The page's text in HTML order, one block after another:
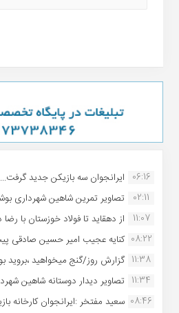
06:16 ایرانجوان سه بازیکن جدید گرفت...
02:11
تصاویر تمرین شاهین شهردارى
11:07
از دهقاید تا فولاد خوزستان با
08:22 کنایه عجیب امیر حسین صادقی
11:38 گزارش روز/گنج میخواهید ،بروید
11:34 تصاویر دیدار دوستانه شاهین
08:46 سعید مفتخر :ایرانجوان کارخانه